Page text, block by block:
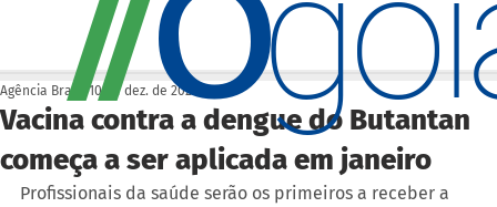
Vacina contra a dengue do Butantan
começa a ser aplicada em janeiro
Agência Brasil 10 de dez. de 2025
Profissionais da saúde serão os primeiros a receber a